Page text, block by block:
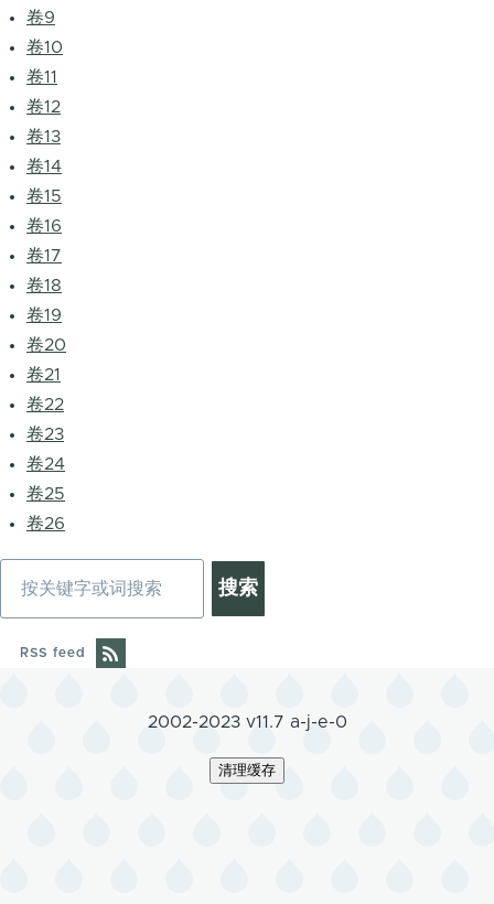
卷9
卷10
卷11
卷12
卷13
卷14
卷15
卷16
卷17
卷18
卷19
卷20
卷21
卷22
卷23
卷24
卷25
卷26
RSS feed
2002-2023 v11.7 a-j-e-0